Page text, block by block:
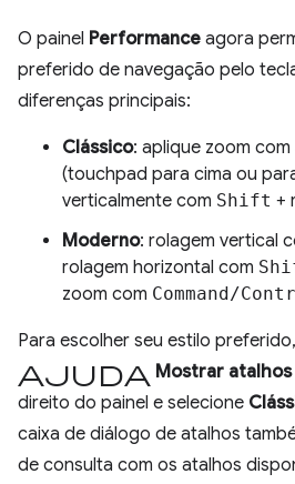
O painel Performance agora
preferido de navegação pelo
diferenças principais:
Clássico: aplique zoom
(touchpad para cima ou
verticalmente com Shift +
Moderno: rolagem vertical
rolagem horizontal com
zoom com Command/
Para escolher seu estilo
Ajuda Mostrar atalhos
direito do painel e selecione
caixa de diálogo de atalhos
de consulta com os atalhos